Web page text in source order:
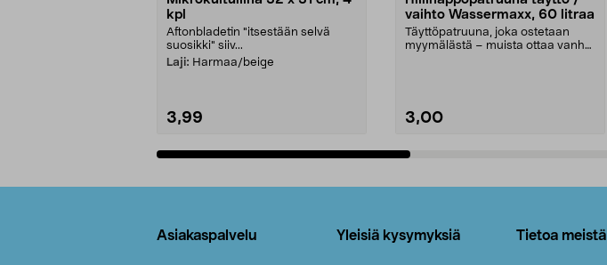
kpl
Aftonbladetin "itsestään selvä
suosikki" siiv...
Laji: Harmaa/beige
3,99
vaihto Wassermaxx, 60 litraa
Täyttöpatruuna, joka ostetaan
myymälästä – muista ottaa vanha
3,00
Asiakaspalvelu Yleisiä kysymyksiä Tietoa meistä